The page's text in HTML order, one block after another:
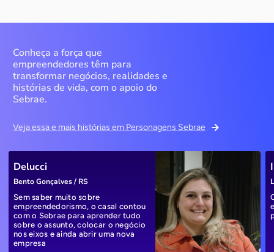
Conheça a força que
empreendedores têm para
transformar negócios, realidades e
histórias de vida, com o apoio do
Sebrae.
Veja essa e mais histórias em Personagens Sebrae
Delucci
Bento Gonçalves / RS
Sem saber muito sobre
empreendedorismo, o casal contou
com o Sebrae para aprender tudo
sobre o assunto, colocar o negócio
nos eixos e ainda abrir uma nova
empresa